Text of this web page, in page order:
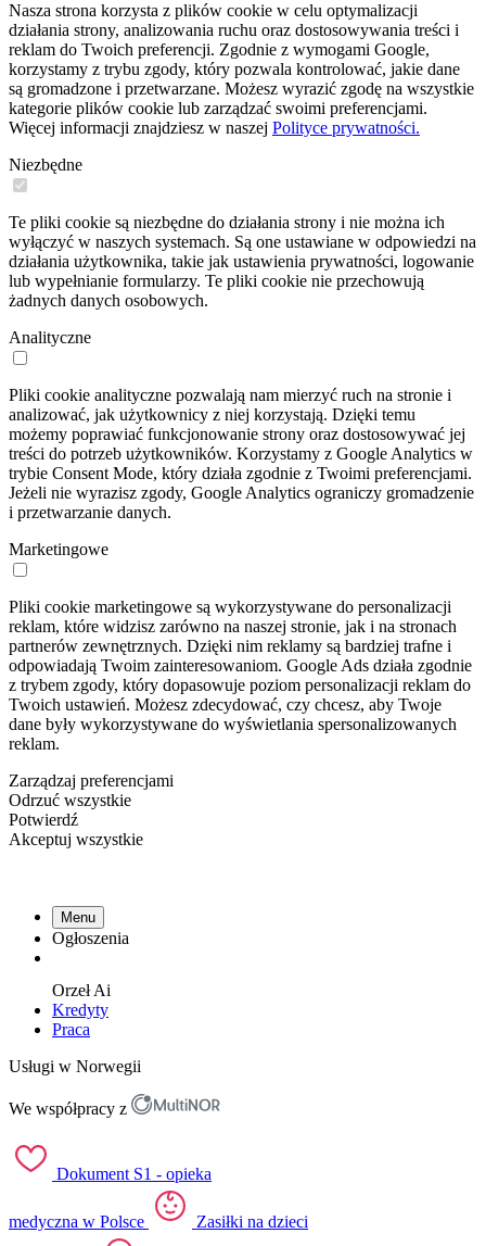
Nasza strona korzysta z plików cookie w celu optymalizacji
działania strony, analizowania ruchu oraz dostosowywania treści i
reklam do Twoich preferencji. Zgodnie z wymogami Google,
korzystamy z trybu zgody, który pozwala kontrolować, jakie dane
są gromadzone i przetwarzane. Możesz wyrazić zgodę na wszystkie
kategorie plików cookie lub zarządzać swoimi preferencjami.
Więcej informacji znajdziesz w naszej Polityce prywatności.
Niezbędne
Te pliki cookie są niezbędne do działania strony i nie można ich
wyłączyć w naszych systemach. Są one ustawiane w odpowiedzi na
działania użytkownika, takie jak ustawienia prywatności, logowanie
lub wypełnianie formularzy. Te pliki cookie nie przechowują
żadnych danych osobowych.
Analityczne
Pliki cookie analityczne pozwalają nam mierzyć ruch na stronie i
analizować, jak użytkownicy z niej korzystają. Dzięki temu
możemy poprawiać funkcjonowanie strony oraz dostosowywać jej
treści do potrzeb użytkowników. Korzystamy z Google Analytics w
trybie Consent Mode, który działa zgodnie z Twoimi preferencjami.
Jeżeli nie wyrazisz zgody, Google Analytics ograniczy gromadzenie
i przetwarzanie danych.
Marketingowe
Pliki cookie marketingowe są wykorzystywane do personalizacji
reklam, które widzisz zarówno na naszej stronie, jak i na stronach
partnerów zewnętrznych. Dzięki nim reklamy są bardziej trafne i
odpowiadają Twoim zainteresowaniom. Google Ads działa zgodnie
z trybem zgody, który dopasowuje poziom personalizacji reklam do
Twoich ustawień. Możesz zdecydować, czy chcesz, aby Twoje
dane były wykorzystywane do wyświetlania spersonalizowanych
reklam.
Zarządzaj preferencjami
Odrzuć wszystkie
Potwierdź
Akceptuj wszystkie
Menu
Ogłoszenia
OrzełAi
Kredyty
Praca
Usługi w Norwegii
We współpracy z
Dokument S1 - opieka
medyczna w Polsce Zasiłki na dzieci